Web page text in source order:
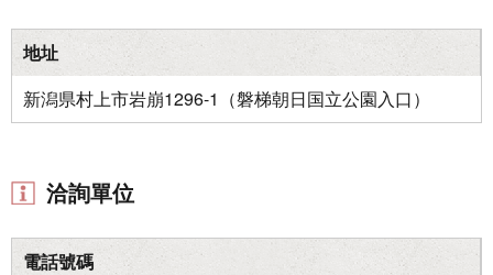
地址
新潟県村上市岩崩1296-1（磐梯朝日国立公園入口）
洽詢單位
電話號碼